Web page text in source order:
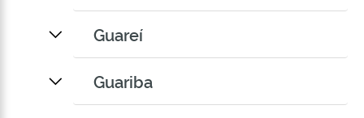
Guareí
Guariba